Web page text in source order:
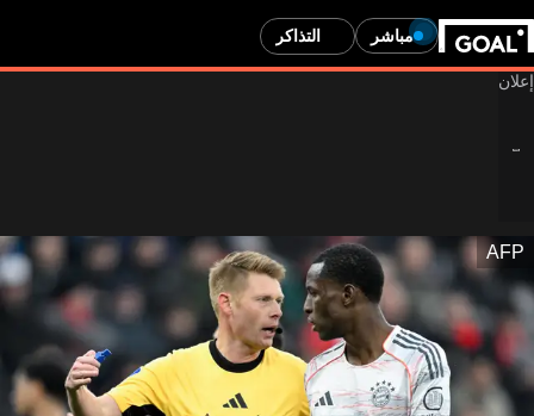
مباشر التذاكر
AFP